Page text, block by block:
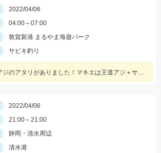
2022/04/06
04:00～07:00
敦賀新港 まるやま海遊パーク
サビキ釣り
朝マズメにアジのアタリがありました！マキエは王道アジ＋サビキ三昧がオススメ！！
2022/04/06
21:00～21:00
静岡・清水周辺
清水港